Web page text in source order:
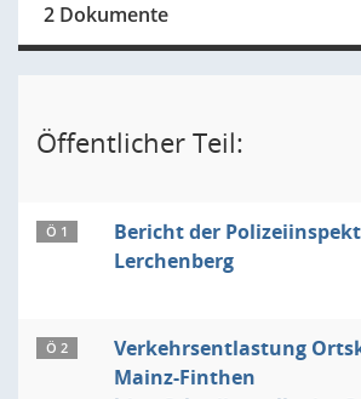
2 Dokumente
Öffentlicher Teil:
Ö 1
Bericht der
Lerchenberg
Ö 2
Verkehrsentlastung
Mainz-Finthen